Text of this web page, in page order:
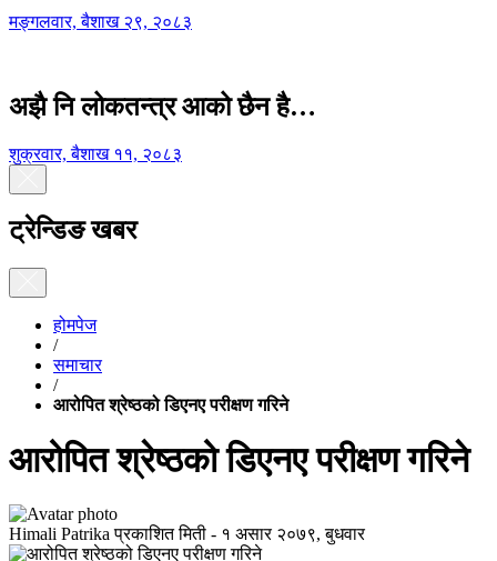
मङ्गलवार, बैशाख २९, २०८३
अझै नि लोकतन्त्र आको छैन है…
शुक्रवार, बैशाख ११, २०८३
ट्रेन्डिङ खबर
होमपेज
/
समाचार
/
आरोपित श्रेष्ठको डिएनए परीक्षण गरिने
आरोपित श्रेष्ठको डिएनए परीक्षण गरिने
Himali Patrika प्रकाशित मिती - १ असार २०७९, बुधवार